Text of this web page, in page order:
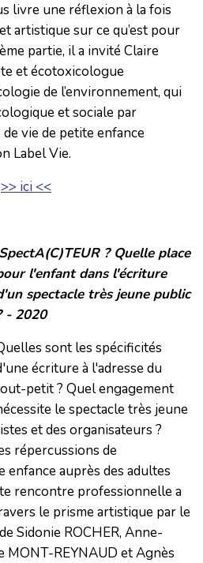
livre une réflexion à la fois
artistique sur ce qu’est pour
partie, il a invité Claire
et écotoxicologue
de l’environnement, qui
et sociale par
de vie de petite enfance
Label Vie.
>> ici <<
SpectA(C)TEUR ? Quelle place
l'enfant dans l'écriture
spectacle très jeune public
- 2020
sont les spécificités
écriture à l'adresse du
petit ? Quel engagement
le spectacle très jeune
et des organisateurs ?
répercussions de
auprès des adultes
rencontre professionnelle a
le prisme artistique par le
Sidonie ROCHER, Anne-
MONT-REYNAUD et Agnès